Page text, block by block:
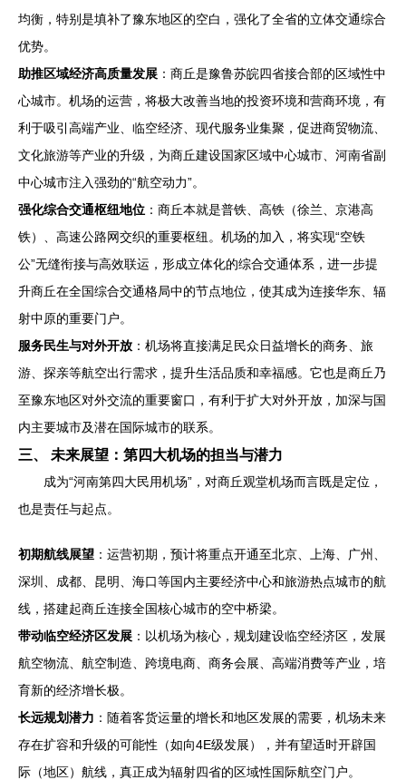
均衡，特别是填补了豫东地区的空白，强化了全省的立体交通综合
优势。
助推区域经济高质量发展 ：商丘是豫鲁苏皖四省接合部的区域性中
心城市。机场的运营，将极大改善当地的投资环境和营商环境，有
利于吸引高端产业、临空经济、现代服务业集聚，促进商贸物流、
文化旅游等产业的升级，为商丘建设国家区域中心城市、河南省副
中心城市注入强劲的“航空动力”。
强化综合交通枢纽地位 ：商丘本就是普铁、高铁（徐兰、京港高
铁）、高速公路网交织的重要枢纽。机场的加入，将实现“空铁
公”无缝衔接与高效联运，形成立体化的综合交通体系，进一步提
升商丘在全国综合交通格局中的节点地位，使其成为连接华东、辐
射中原的重要门户。
服务民生与对外开放 ：机场将直接满足民众日益增长的商务、旅
游、探亲等航空出行需求，提升生活品质和幸福感。它也是商丘乃
至豫东地区对外交流的重要窗口，有利于扩大对外开放，加深与国
内主要城市及潜在国际城市的联系。
三、 未来展望：第四大机场的担当与潜力
成为“河南第四大民用机场”，对商丘观堂机场而言既是定位，
也是责任与起点。
初期航线展望 ：运营初期，预计将重点开通至北京、上海、广州、
深圳、成都、昆明、海口等国内主要经济中心和旅游热点城市的航
线，搭建起商丘连接全国核心城市的空中桥梁。
带动临空经济区发展 ：以机场为核心，规划建设临空经济区，发展
航空物流、航空制造、跨境电商、商务会展、高端消费等产业，培
育新的经济增长极。
长远规划潜力 ：随着客货运量的增长和地区发展的需要，机场未来
存在扩容和升级的可能性（如向4E级发展），并有望适时开辟国
际（地区）航线，真正成为辐射四省的区域性国际航空门户。